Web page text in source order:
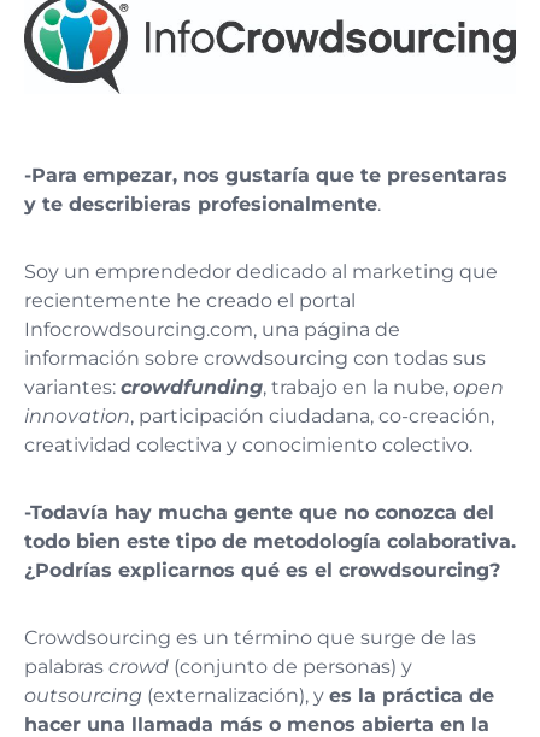
-Para empezar, nos gustaría que te presentaras
y te describieras profesionalmente.
Soy un emprendedor dedicado al marketing que
recientemente he creado el portal
Infocrowdsourcing.com, una página de
información sobre crowdsourcing con todas sus
variantes: crowdfunding, trabajo en la nube, open
innovation, participación ciudadana, co-creación,
creatividad colectiva y conocimiento colectivo.
-Todavía hay mucha gente que no conozca del
todo bien este tipo de metodología colaborativa.
¿Podrías explicarnos qué es el crowdsourcing?
Crowdsourcing es un término que surge de las
palabras crowd (conjunto de personas) y
outsourcing (externalización), y es la práctica de
hacer una llamada más o menos abierta en la